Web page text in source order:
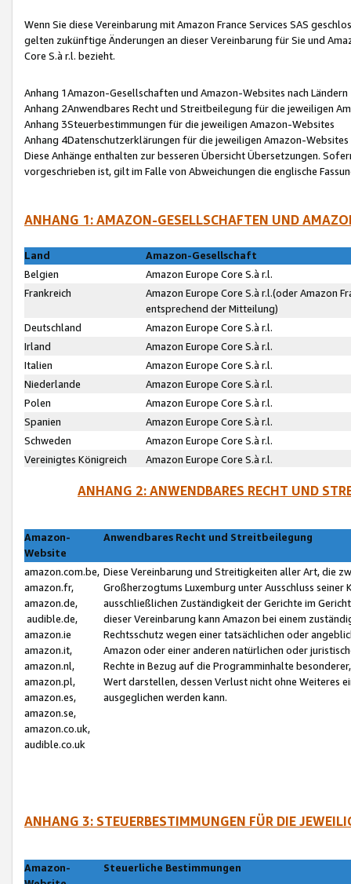
Wenn Sie diese Vereinbarung mit Amazon France Services SAS
gelten zukünftige Änderungen an dieser Vereinbarung für Sie und
Core S.à r.l. bezieht.
Anhang 1Amazon-Gesellschaften und Amazon-Websites nach Ländern
Anhang 2Anwendbares Recht und Streitbeilegung für die jeweiligen
Anhang 3Steuerbestimmungen für die jeweiligen Amazon-Websites
Anhang 4Datenschutzerklärungen für die jeweiligen Amazon-Websites
Diese Anhänge enthalten zur besseren Übersicht Übersetzungen.
vorgeschrieben ist, gilt im Falle von Abweichungen die englische
ANHANG 1: AMAZON-GESELLSCHAFTEN UND
Land
Amazon-Gesellschaft
Belgien
Amazon Europe Core S.à r.l.
Frankreich
Amazon Europe Core S.à r.l.(oder Amazon
entsprechend der Mitteilung)
Deutschland
Amazon Europe Core S.à r.l.
Irland
Amazon Europe Core S.à r.l.
Italien
Amazon Europe Core S.à r.l.
Niederlande
Amazon Europe Core S.à r.l.
Polen
Amazon Europe Core S.à r.l.
Spanien
Amazon Europe Core S.à r.l.
Schweden
Amazon Europe Core S.à r.l.
Vereinigtes Königreich
Amazon Europe Core S.à r.l.
ANHANG 2: ANWENDBARES RECHT UND
Amazon-
Website
Anwendbares Recht und Streitbeilegung
amazon.com.be,
amazon.fr,
amazon.de,
audible.de,
amazon.ie
amazon.it,
amazon.nl,
amazon.pl,
amazon.es,
amazon.se,
amazon.co.uk,
audible.co.uk
Diese Vereinbarung und Streitigkeiten aller Art, die
Großherzogtums Luxemburg unter Ausschluss
ausschließlichen Zuständigkeit der Gerichte im
dieser Vereinbarung kann Amazon bei einem
Rechtsschutz wegen einer tatsächlichen oder
Amazon oder einer anderen natürlichen oder
Rechte in Bezug auf die Programminhalte
Wert darstellen, dessen Verlust nicht ohne Weiteres
ausgeglichen werden kann.
ANHANG 3: STEUERBESTIMMUNGEN FÜR DIE
Amazon-
Steuerliche Bestimmungen